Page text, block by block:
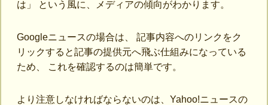
は」 という風に、メディアの傾向がわかります。
Googleニュースの場合は、 記事内容へのリンクをク
リックすると記事の提供元へ飛ぶ仕組みになっている
ため、 これを確認するのは簡単です。
より注意しなければならないのは、Yahoo!ニュースの